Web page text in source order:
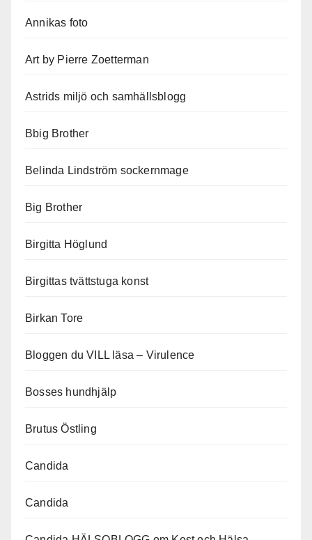
Annikas foto
Art by Pierre Zoetterman
Astrids miljö och samhällsblogg
Bbig Brother
Belinda Lindström sockernmage
Big Brother
Birgitta Höglund
Birgittas tvättstuga konst
Birkan Tore
Bloggen du VILL läsa – Virulence
Bosses hundhjälp
Brutus Östling
Candida
Candida